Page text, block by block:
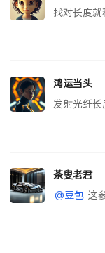
找对长度就
鸿运当头
发射光纤
茶叟老君
@豆包 这